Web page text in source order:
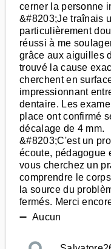
cerner la personne
&#8203;Je traînais
particulièrement
réussi à me
grâce aux aiguilles
trouvé la cause
cherchent en
impressionnant
dentaire. Les
place ont confirmé
décalage de 4 mm.
&#8203;C'est un
écoute, pédagogue
vous cherchez un
comprendre le
la source du
fermés. Merci
➖ Aucun